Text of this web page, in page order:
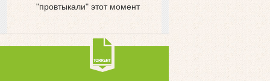
"провтыкали" этот момент